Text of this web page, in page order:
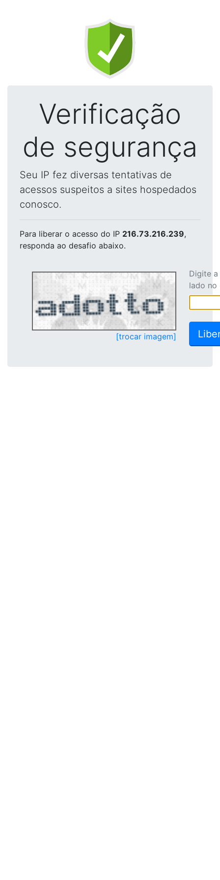
Verificação
de segurança
Seu IP fez diversas tentativas de
acessos suspeitos a sites hospedados
conosco.
Para liberar o acesso do IP 216.73.216.239,
responda ao desafio abaixo.
[trocar imagem]
Digite
lado no